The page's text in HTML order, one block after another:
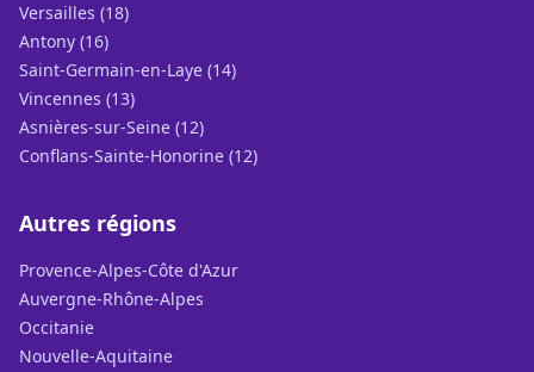
Versailles (18)
Antony (16)
Saint-Germain-en-Laye (14)
Vincennes (13)
Asnières-sur-Seine (12)
Conflans-Sainte-Honorine (12)
Autres régions
Provence-Alpes-Côte d'Azur
Auvergne-Rhône-Alpes
Occitanie
Nouvelle-Aquitaine